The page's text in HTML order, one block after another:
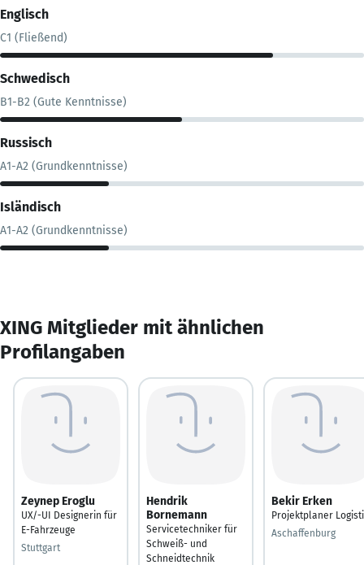
Englisch
C1 (Fließend)
Schwedisch
B1-B2 (Gute Kenntnisse)
Russisch
A1-A2 (Grundkenntnisse)
Isländisch
A1-A2 (Grundkenntnisse)
XING Mitglieder mit ähnlichen
Profilangaben
Zeynep Eroglu
UX/-UI Designerin für
E-Fahrzeuge
Stuttgart
Hendrik
Bornemann
Servicetechniker für
Schweiß- und
Schneidtechnik
Bekir Erken
Projektplaner
Aschaffenburg